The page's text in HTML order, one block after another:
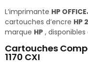
L’imprimante HP
cartouches d’encre HP
marque HP , disponibles
Cartouches
1170 CXI